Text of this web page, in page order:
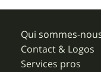
Qui sommes-
Contact & Logos
Services pros